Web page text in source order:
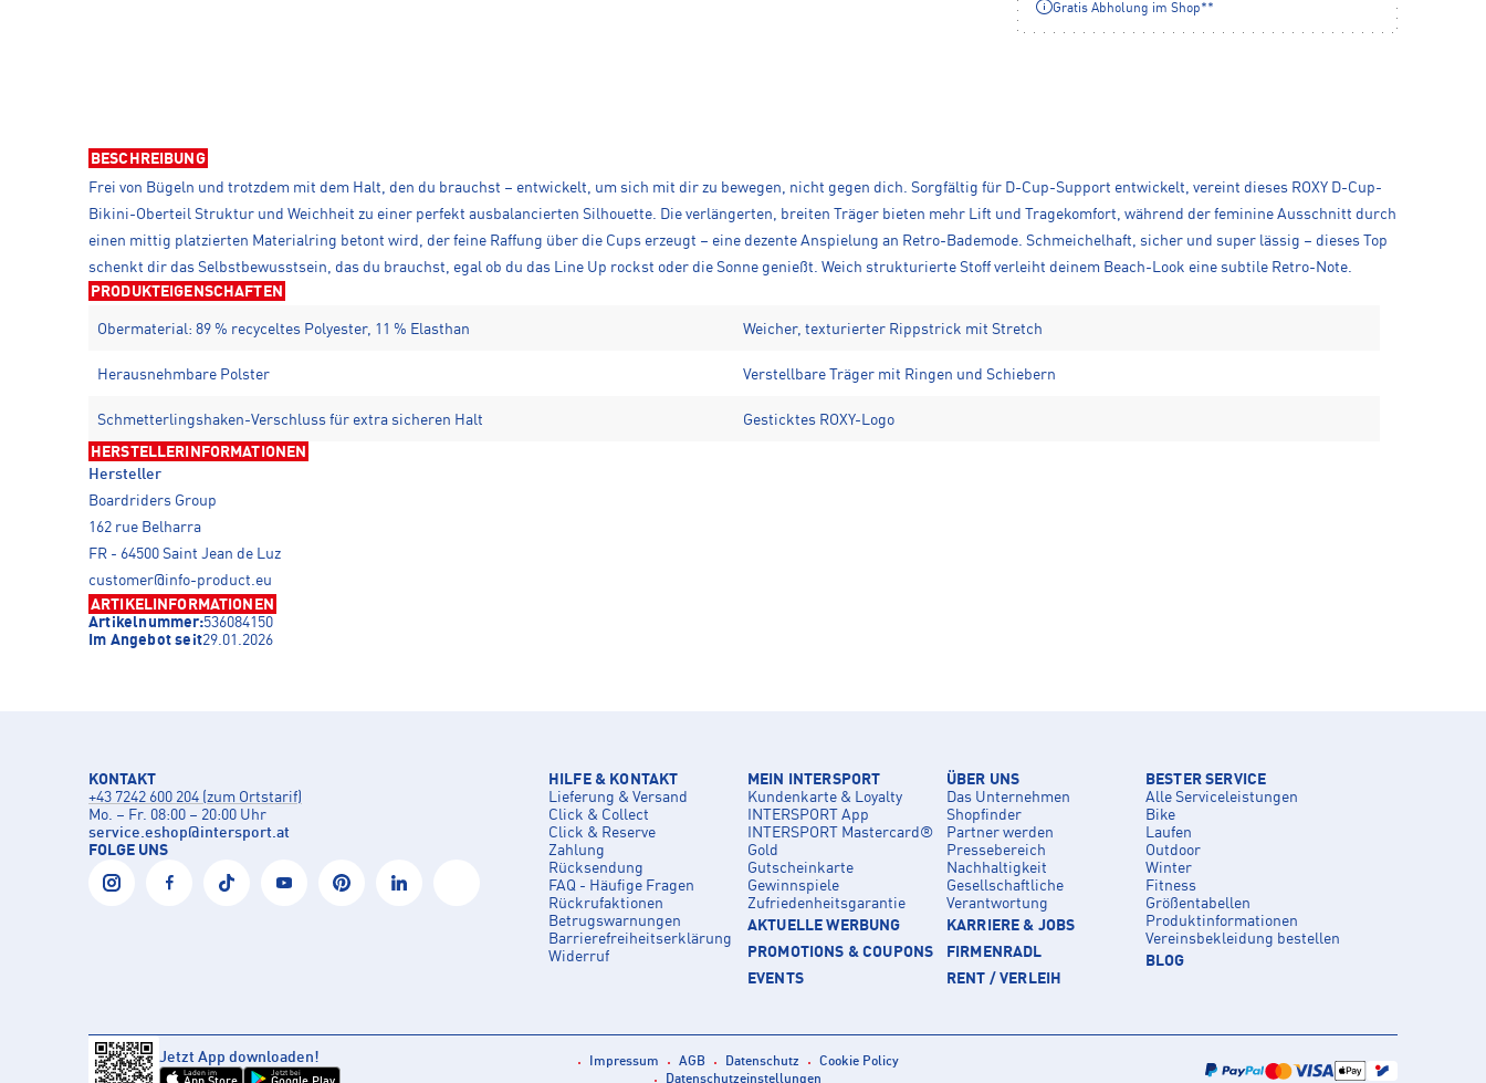
Gratis Abholung im Shop**
BESCHREIBUNG
Frei von Bügeln und trotzdem mit dem Halt, den du brauchst – entwickelt, um sich mit dir zu bewegen, nicht gegen dich. Sorgfältig für D-Cup-Support entwickelt, vereint dieses ROXY D-Cup-
Bikini-Oberteil Struktur und Weichheit zu einer perfekt ausbalancierten Silhouette. Die verlängerten, breiten Träger bieten mehr Lift und Tragekomfort, während der feminine Ausschnitt durch
einen mittig platzierten Materialring betont wird, der feine Raffung über die Cups erzeugt – eine dezente Anspielung an Retro-Bademode. Schmeichelhaft, sicher und super lässig – dieses Top
schenkt dir das Selbstbewusstsein, das du brauchst, egal ob du das Line Up rockst oder die Sonne genießt. Weich strukturierte Stoff verleiht deinem Beach-Look eine subtile Retro-Note.
PRODUKTEIGENSCHAFTEN
Obermaterial: 89 % recyceltes Polyester, 11 % Elasthan Weicher, texturierter Rippstrick mit Stretch
Herausnehmbare Polster Verstellbare Träger mit Ringen und Schiebern
Schmetterlingshaken-Verschluss für extra sicheren Halt Gesticktes ROXY-Logo
HERSTELLERINFORMATIONEN
Hersteller
Boardriders Group
162 rue Belharra
FR - 64500 Saint Jean de Luz
customer@info-product.eu
ARTIKELINFORMATIONEN
Artikelnummer:536084150
Im Angebot seit29.01.2026
KONTAKT
+43 7242 600 204 (zum Ortstarif)
Mo. – Fr. 08:00 – 20:00 Uhr
service.eshop@intersport.at
FOLGE UNS
HILFE & KONTAKT
Lieferung & Versand
Click & Collect
Click & Reserve
Zahlung
Rücksendung
FAQ - Häufige Fragen
Rückrufaktionen
Betrugswarnungen
Barrierefreiheitserklärung
Widerruf
MEIN INTERSPORT
Kundenkarte & Loyalty
INTERSPORT App
INTERSPORT Mastercard®
Gold
Gutscheinkarte
Gewinnspiele
Zufriedenheitsgarantie
AKTUELLE WERBUNG
PROMOTIONS & COUPONS
EVENTS
ÜBER UNS
Das Unternehmen
Shopfinder
Partner werden
Pressebereich
Nachhaltigkeit
Gesellschaftliche
Verantwortung
KARRIERE & JOBS
FIRMENRADL
RENT / VERLEIH
BESTER SERVICE
Alle Serviceleistungen
Bike
Laufen
Outdoor
Winter
Fitness
Größentabellen
Produktinformationen
Vereinsbekleidung bestellen
BLOG
Jetzt App downloaden!
Laden im Jetzt bei
Impressum AGB Datenschutz
Cookie Policy
Datenschutzeinstellungen